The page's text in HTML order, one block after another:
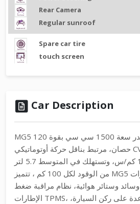
Rear Camera
Regular sunroof
Spare car tire
touch screen
Car Description
MG5 مزودة بمحرك 4 سلندر سعة 1500 سي سي بقوة 120
حصان، مرتبط بناقل حركة أوتوماتيكي CVT، تصل السرعة
القصوى للسيارة 150 كم/س، وتستهلك في المتوسط 5.7 لتر
من الوقود لكل 100 كم ، تتميز MG5 بباقة كبيرة من تجهيزات
الأمان في مقدمتها 6 وسائد وستائر هوائية، نظام مراقبة ضغط
الإطارات TPMS، وحساسات للمساعدة على ركن السيارة،